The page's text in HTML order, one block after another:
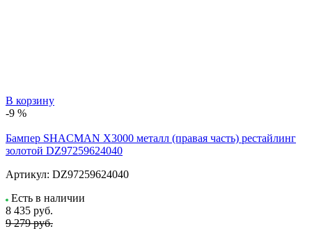
В корзину
-9 %
Бампер SHACMAN X3000 металл (правая часть) рестайлинг
золотой DZ97259624040
Артикул: DZ97259624040
Есть в наличии
8 435 руб.
9 279 руб.